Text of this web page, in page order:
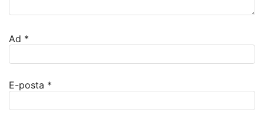
Ad *
E-posta *